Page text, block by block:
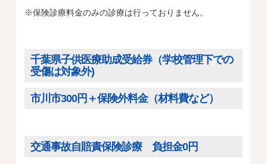
※保険診療料金のみの診療は行っておりません。
千葉県子供医療助成受給券（学校管理下での
受傷は対象外)
市川市300円＋保険外料金（材料費など）
交通事故自賠責保険診療 負担金0円